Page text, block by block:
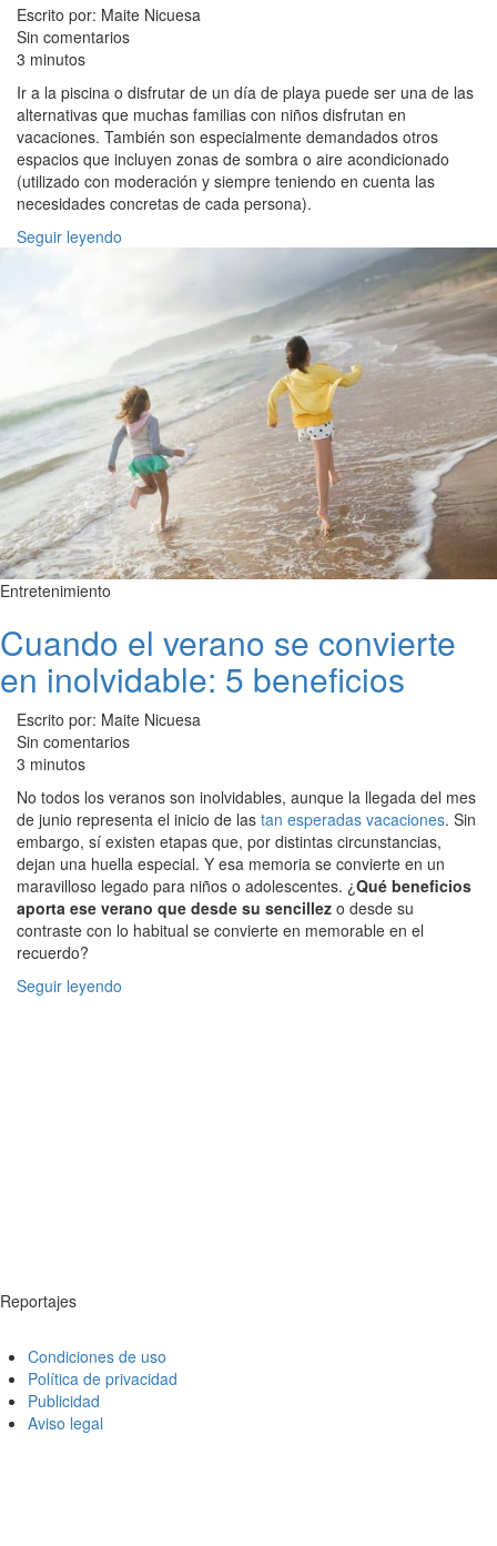
Escrito por: Maite Nicuesa
Sin comentarios
3 minutos
Ir a la piscina o disfrutar de un día de playa puede ser una de las
alternativas que muchas familias con niños disfrutan en
vacaciones. También son especialmente demandados otros
espacios que incluyen zonas de sombra o aire acondicionado
(utilizado con moderación y siempre teniendo en cuenta las
necesidades concretas de cada persona).
Seguir leyendo
Entretenimiento
Cuando el verano se convierte
en inolvidable: 5 beneficios
Escrito por: Maite Nicuesa
Sin comentarios
3 minutos
No todos los veranos son inolvidables, aunque la llegada del mes
de junio representa el inicio de las tan esperadas vacaciones. Sin
embargo, sí existen etapas que, por distintas circunstancias,
dejan una huella especial. Y esa memoria se convierte en un
maravilloso legado para niños o adolescentes. ¿Qué beneficios
aporta ese verano que desde su sencillez o desde su
contraste con lo habitual se convierte en memorable en el
recuerdo?
Seguir leyendo
Reportajes
Condiciones de uso
Política de privacidad
Publicidad
Aviso legal